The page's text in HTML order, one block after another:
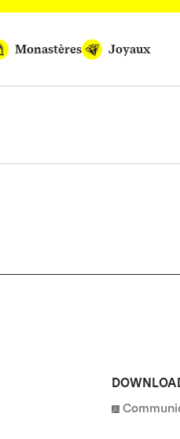
Monastères Joyaux